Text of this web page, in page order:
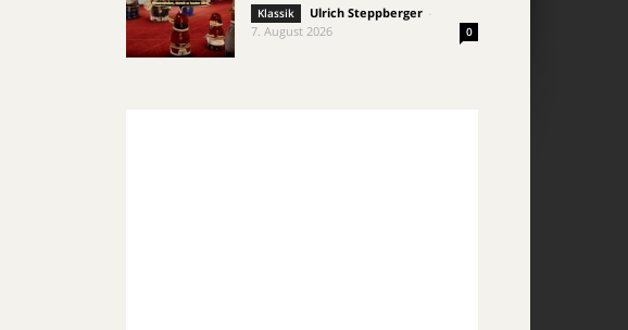
Klassik Ulrich Steppberger
7. August 2026
0